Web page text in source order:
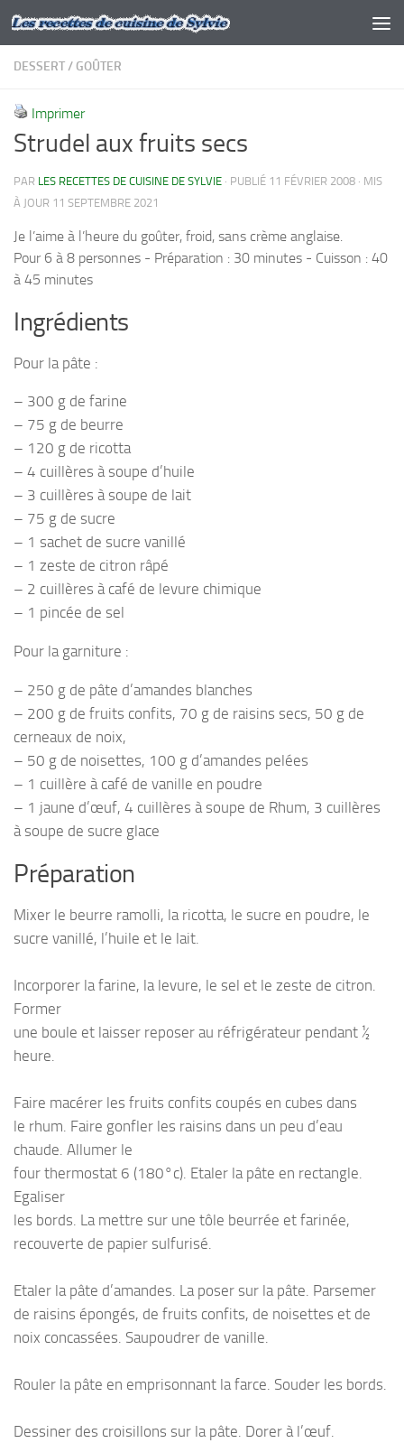
Skip to content
DESSERT/ GOÛTER
Imprimer
Strudel aux fruits secs
PAR LES RECETTES DE CUISINE DE SYLVIE · PUBLIÉ 11 FÉVRIER 2008 · MIS
À JOUR 11 SEPTEMBRE 2021
Je l’aime à l’heure du goûter, froid, sans crème anglaise.
Pour 6 à 8 personnes - Préparation : 30 minutes - Cuisson : 40
à 45 minutes
Ingrédients
Pour la pâte :
– 300 g de farine
– 75 g de beurre
– 120 g de ricotta
– 4 cuillères à soupe d’huile
– 3 cuillères à soupe de lait
– 75 g de sucre
– 1 sachet de sucre vanillé
– 1 zeste de citron râpé
– 2 cuillères à café de levure chimique
– 1 pincée de sel
Pour la garniture :
– 250 g de pâte d’amandes blanches
– 200 g de fruits confits, 70 g de raisins secs, 50 g de
cerneaux de noix,
– 50 g de noisettes, 100 g d’amandes pelées
– 1 cuillère à café de vanille en poudre
– 1 jaune d’œuf, 4 cuillères à soupe de Rhum, 3 cuillères
à soupe de sucre glace
Préparation
Mixer le beurre ramolli, la ricotta, le sucre en poudre, le
sucre vanillé, l’huile et le lait.
Incorporer la farine, la levure, le sel et le zeste de citron.
Former
une boule et laisser reposer au réfrigérateur pendant ½
heure.
Faire macérer les fruits confits coupés en cubes dans
le rhum. Faire gonfler les raisins dans un peu d’eau
chaude. Allumer le
four thermostat 6 (180°c). Etaler la pâte en rectangle.
Egaliser
les bords. La mettre sur une tôle beurrée et farinée,
recouverte de papier sulfurisé.
Etaler la pâte d’amandes. La poser sur la pâte. Parsemer
de raisins épongés, de fruits confits, de noisettes et de
noix concassées. Saupoudrer de vanille.
Rouler la pâte en emprisonnant la farce. Souder les bords.
Dessiner des croisillons sur la pâte. Dorer à l’œuf.